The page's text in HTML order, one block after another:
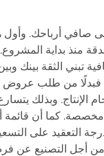
أرباحك. وأول
منذ بداية
تبني الثقة
فبدلًا من طلب
الإنتاج. وبذلك
مخصصة. كما أن
التعقيد على
من أجل التصنيع عن